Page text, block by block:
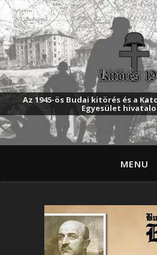
Az 1945-ös Budai kitörés és a
Egyesület
MENU